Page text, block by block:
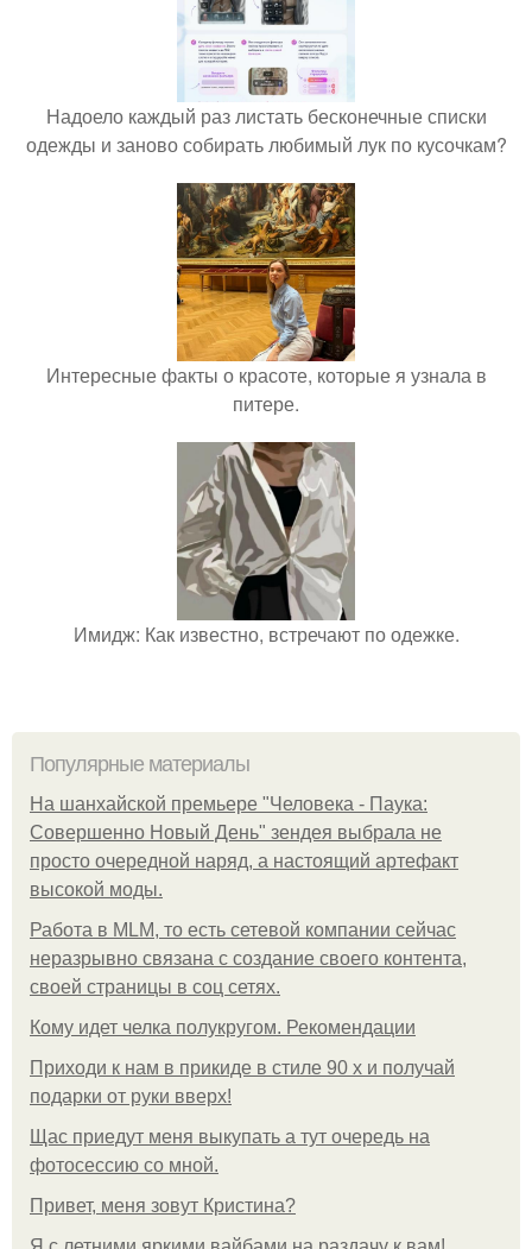
Надоело каждый раз листать бесконечные списки
одежды и заново собирать любимый лук по кусочкам?
Интересные факты о красоте, которые я узнала в
питере.
Имидж: Как известно, встречают по одежке.
Популярные материалы
На шанхайской премьере "Человека - Паука:
Совершенно Новый День" зендея выбрала не
просто очередной наряд, а настоящий артефакт
высокой моды.
Работа в MLM, то есть сетевой компании сейчас
неразрывно связана с создание своего контента,
своей страницы в соц сетях.
Кому идет челка полукругом. Рекомендации
Приходи к нам в прикиде в стиле 90 х и получай
подарки от руки вверх!
Щас приедут меня выкупать а тут очередь на
фотосессию со мной.
Привет, меня зовут Кристина?